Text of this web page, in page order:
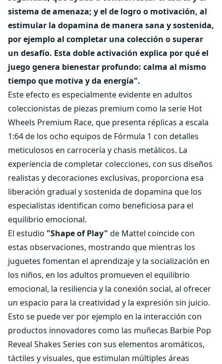
sistema de amenaza; y el de logro o motivación, al
estimular la dopamina de manera sana y sostenida,
por ejemplo al completar una colección o superar
un desafío. Esta doble activación explica por qué el
juego genera bienestar profundo: calma al mismo
tiempo que motiva y da energía".
Este efecto es especialmente evidente en adultos
coleccionistas de piezas premium como la serie Hot
Wheels Premium Race, que presenta réplicas a escala
1:64 de los ocho equipos de Fórmula 1 con detalles
meticulosos en carrocería y chasis metálicos. La
experiencia de completar colecciones, con sus diseños
realistas y decoraciones exclusivas, proporciona esa
liberación gradual y sostenida de dopamina que los
especialistas identifican como beneficiosa para el
equilibrio emocional.
El estudio "Shape of Play" de Mattel coincide con
estas observaciones, mostrando que mientras los
juguetes fomentan el aprendizaje y la socialización en
los niños, en los adultos promueven el equilibrio
emocional, la resiliencia y la conexión social, al ofrecer
un espacio para la creatividad y la expresión sin juicio.
Esto se puede ver por ejemplo en la interacción con
productos innovadores como las muñecas Barbie Pop
Reveal Shakes Series con sus elementos aromáticos,
táctiles y visuales, que estimulan múltiples áreas